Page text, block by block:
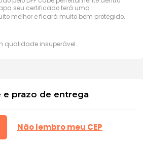
seu certificado terá uma
melhor e ficará muito bem protegido.
qualidade insuperável.
e prazo de entrega
Não lembro meu CEP